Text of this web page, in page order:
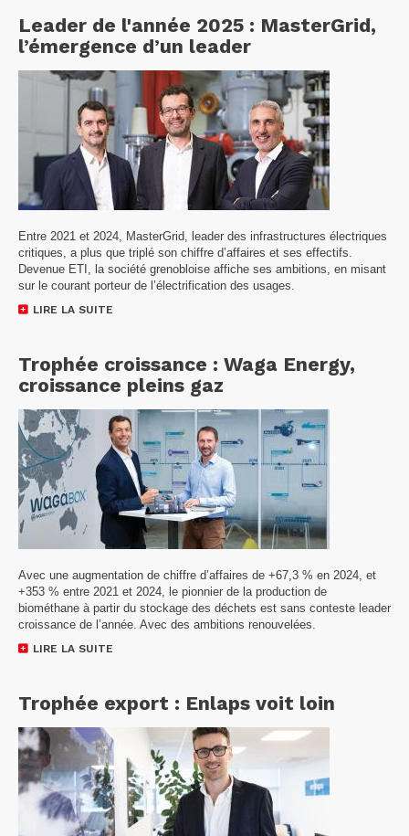
Leader de l'année 2025 : MasterGrid,
l’émergence d’un leader
Entre 2021 et 2024, MasterGrid, leader des infrastructures électriques
critiques, a plus que triplé son chiffre d’affaires et ses effectifs.
Devenue ETI, la société grenobloise affiche ses ambitions, en misant
sur le courant porteur de l’électrification des usages.
LIRE LA SUITE
Trophée croissance : Waga Energy,
croissance pleins gaz
Avec une augmentation de chiffre d’affaires de +67,3 % en 2024, et
+353 % entre 2021 et 2024, le pionnier de la production de
biométhane à partir du stockage des déchets est sans conteste leader
croissance de l’année. Avec des ambitions renouvelées.
LIRE LA SUITE
Trophée export : Enlaps voit loin